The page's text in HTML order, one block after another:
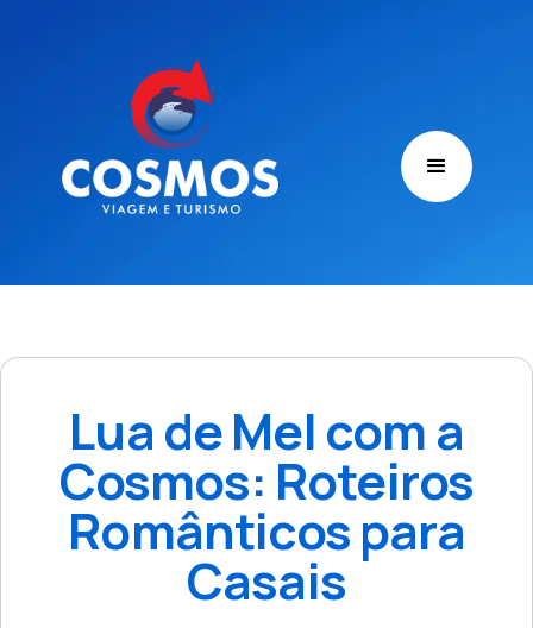
Lua de Mel com a
Cosmos: Roteiros
Românticos para
Casais